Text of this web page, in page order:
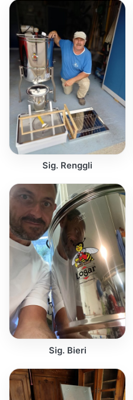
Sig. Renggli
Sig. Bieri